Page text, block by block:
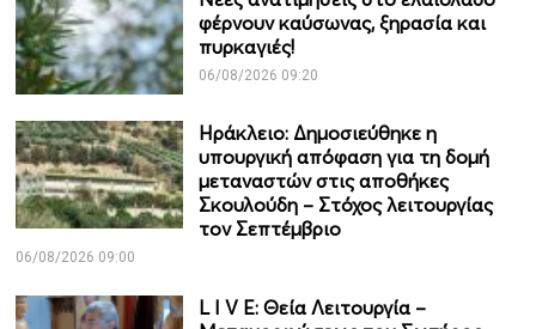
φέρνουν καύσωνας, ξηρασία και
πυρκαγιές!
06/08/2026 09:20
Ηράκλειο: Δημοσιεύθηκε η
υπουργική απόφαση για τη δομή
μεταναστών στις αποθήκες
Σκουλούδη – Στόχος λειτουργίας
τον Σεπτέμβριο
06/08/2026 09:00
L I V E: Θεία Λειτουργία –